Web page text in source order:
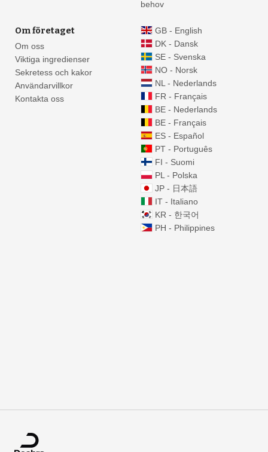
behov
Om företaget
Om oss
Viktiga ingredienser
Sekretess och kakor
Användarvillkor
Kontakta oss
GB - English
DK - Dansk
SE - Svenska
NO - Norsk
NL - Nederlands
FR - Français
BE - Nederlands
BE - Français
ES - Español
PT - Português
FI - Suomi
PL - Polska
JP - 日本語
IT - Italiano
KR - 한국어
PH - Philippines